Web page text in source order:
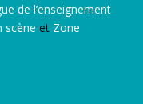
de l’enseignement
scène et Zone